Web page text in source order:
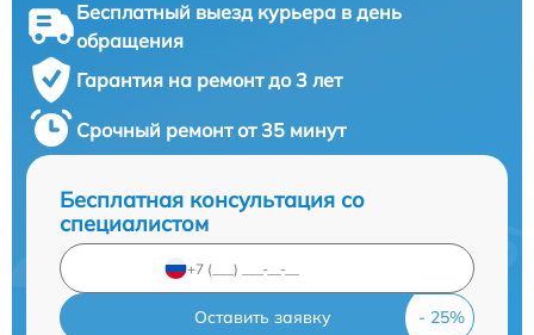
Бесплатный выезд курьера в день
обращения
Гарантия на ремонт до 3 лет
Срочный ремонт от 35 минут
Бесплатная консультация со
специалистом
Оставить заявку